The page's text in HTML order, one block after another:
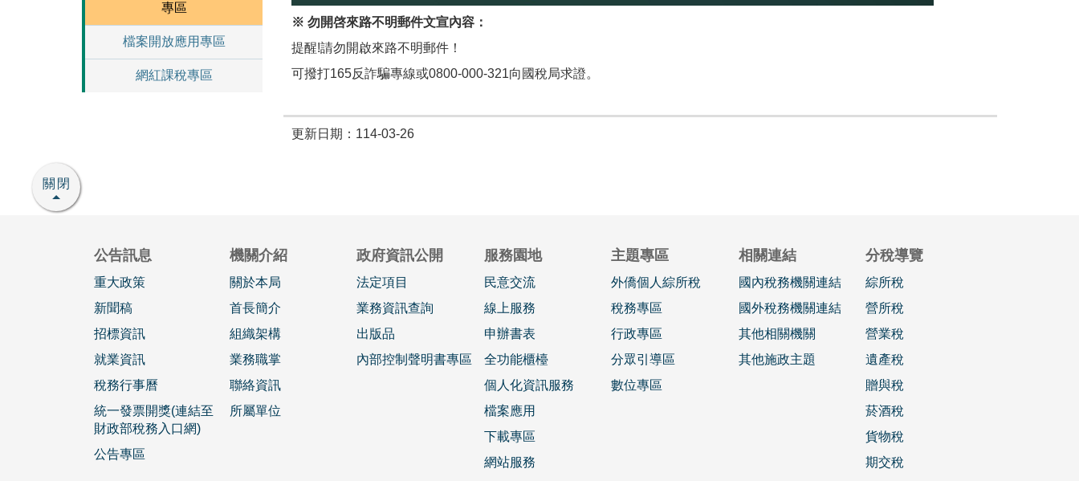
專區
檔案開放應用專區
網紅課稅專區
※ 勿開啓來路不明郵件文宣內容：
提醒!請勿開啟來路不明郵件！
可撥打165反詐騙專線或0800-000-321向國稅局求證。
更新日期：114-03-26
關閉
公告訊息
重大政策
新聞稿
招標資訊
就業資訊
稅務行事曆
統一發票開獎(連結至
財政部稅務入口網)
公告專區
機關介紹
關於本局
首長簡介
組織架構
業務職掌
聯絡資訊
所屬單位
政府資訊公開
法定項目
業務資訊查詢
出版品
內部控制聲明書專區
服務園地
民意交流
線上服務
申辦書表
全功能櫃檯
個人化資訊服務
檔案應用
下載專區
網站服務
主題專區
外僑個人綜所稅
稅務專區
行政專區
分眾引導區
數位專區
相關連結
國內稅務機關連結
國外稅務機關連結
其他相關機關
其他施政主題
分稅導覽
綜所稅
營所稅
營業稅
遺產稅
贈與稅
菸酒稅
貨物稅
期交稅